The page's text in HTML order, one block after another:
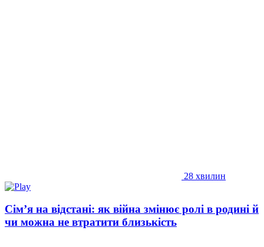
28 хвилин
Сім’я на відстані: як війна змінює ролі в родині й
чи можна не втратити близькість